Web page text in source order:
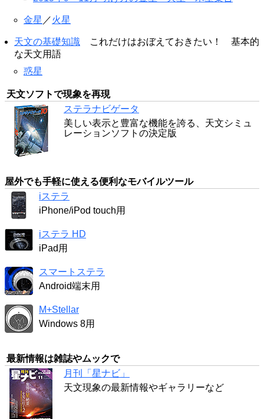
金星 ／火星
天文の基礎知識 これだけはおぼえておきたい！ 基本的
な天文用語
惑星
天文ソフトで現象を再現
ステラナビゲータ
美しい表示と豊富な機能を誇る、天文シミュ
レーションソフトの決定版
屋外でも手軽に使える便利なモバイルツール
iステラ
iPhone/iPod touch用
iステラ HD
iPad用
スマートステラ
Android端末用
M+Stellar
Windows 8用
最新情報は雑誌やムックで
月刊「星ナビ」
天文現象の最新情報やギャラリーなど